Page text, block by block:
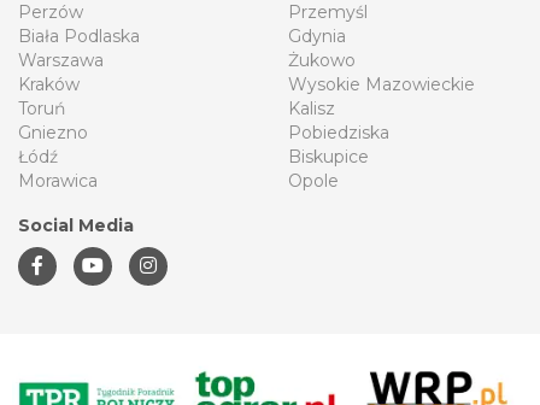
Perzów
Biała Podlaska
Warszawa
Kraków
Toruń
Gniezno
Łódź
Morawica
Przemyśl
Gdynia
Żukowo
Wysokie Mazowieckie
Kalisz
Pobiedziska
Biskupice
Opole
Social Media